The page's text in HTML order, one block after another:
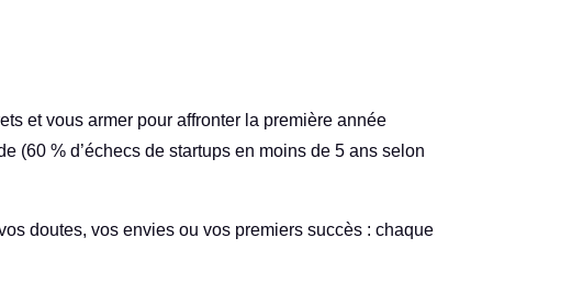
et vous armer pour affronter la première année
(60 % d’échecs de startups en moins de 5 ans selon
doutes, vos envies ou vos premiers succès : chaque